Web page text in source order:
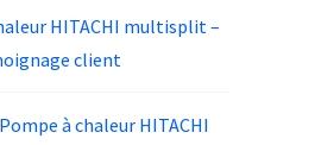
HITACHI multisplit –
client
à chaleur HITACHI